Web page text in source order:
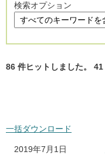
検索オプション
86 件ヒットしました。 41
一括ダウンロード
2019年7月1日